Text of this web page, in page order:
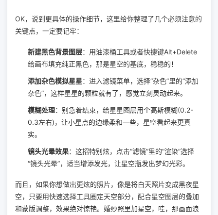
OK，说到更具体的操作细节，这里给你整理了几个必须注意的
关键点，一定要记牢：
新建黑色背景图层：用油漆桶工具或者快捷键Alt+Delete
给画布填充纯正黑色，那是星空的基底，稳稳的！
添加杂色模拟星星 ：进入滤镜菜单，选择“杂色”里的“添加
杂色”，这样星星的颗粒就有了，感觉立刻灵动起来。
模糊处理：别急着结束，给星星图层用个高斯模糊(0.2-
0.3左右)，让小星点的边缘柔和一些，星空看起来更真
实。
镜头光晕效果：这招特别炫，点击“滤镜”里的“渲染”选择
“镜头光晕”，适当增添发光，让星空瓶发出梦幻光彩。
而且，如果你想做出更炫的照片，像是将白天照片变成黑夜星
空，只要用快速选择工具圈定天空部分，配合星空图层的叠加
和蒙版调整，效果绝对惊艳。婚纱照里加星空，哇，那画面浪